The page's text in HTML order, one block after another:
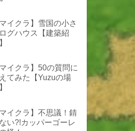
マイクラ】雪国の小さ
グハウス【建築紹
マイクラ】50の質問に
てみた【Yuzuの場
マイクラ】不思議！錆
い?!カッパーゴーレ